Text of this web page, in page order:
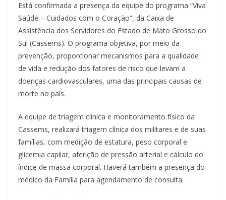
Está confirmada a presença da equipe do programa “Viva
Saúde – Cuidados com o Coração”, da Caixa de
Assistência dos Servidores do Estado de Mato Grosso do
Sul (Cassems). O programa objetiva, por meio da
prevenção, proporcionar mecanismos para a qualidade
de vida e redução dos fatores de risco que levam a
doenças cardiovasculares, uma das principais causas de
morte no país.
A equipe de triagem clínica e monitoramento físico da
Cassems, realizará triagem clínica dos militares e de suas
famílias, com medição de estatura, peso corporal e
glicemia capilar, aferição de pressão arterial e cálculo do
índice de massa corporal. Haverá também a presença do
médico da Família para agendamento de consulta.